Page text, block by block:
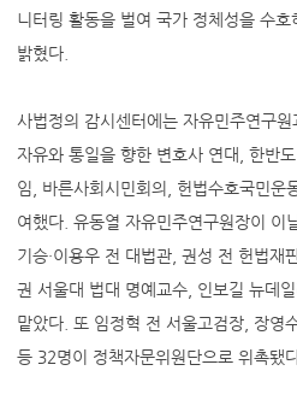
니터링 활동을 벌여 국가 정체성을 수
밝혔다.
사법정의 감시센터에는 자유민주연구
자유와 통일을 향한 변호사 연대, 한반
임, 바른사회시민회의, 헌법수호국민운
여했다. 유동열 자유민주연구원장이 이
기승·이용우 전 대법관, 권성 전 헌법재
권 서울대 법대 명예교수, 인보길 뉴데
맡았다. 또 임정혁 전 서울고검장, 장영
등 32명이 정책자문위원단으로 위촉됐